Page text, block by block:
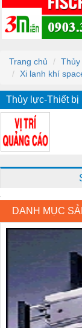
Trang chủ
Xi lanh khí
Thủy lực-Thiết bị
DANH MỤC